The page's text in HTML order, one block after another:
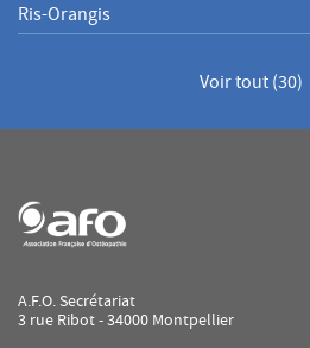
Ris-Orangis
Voir tout (30)
de
A.F.O. Secrétariat
3 rue Ribot - 34000 Montpellier